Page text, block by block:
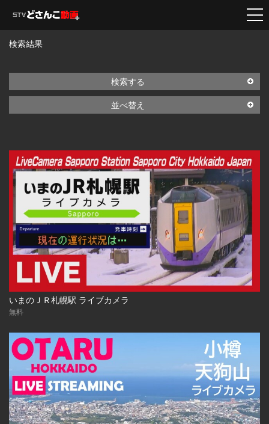
検索結果
検索する
並べ替え
いまのＪＲ札幌駅 ライブカメラ
無料